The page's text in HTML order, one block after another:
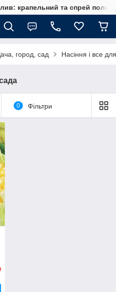
крапельний та спрей полив,
город, сад Насіння і все
0 Фільтри